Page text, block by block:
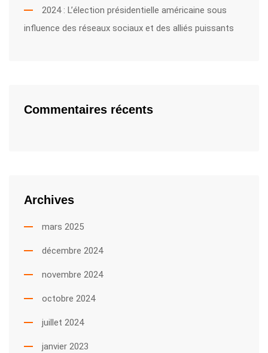
2024 : L’élection présidentielle américaine sous
influence des réseaux sociaux et des alliés puissants
Commentaires récents
Archives
mars 2025
décembre 2024
novembre 2024
octobre 2024
juillet 2024
janvier 2023